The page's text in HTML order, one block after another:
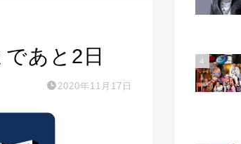
あと2日
2020年11月17日
4